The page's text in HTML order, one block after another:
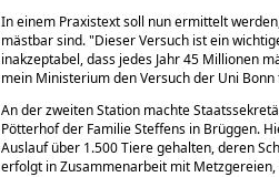
In einem Praxistext soll nun ermittelt
mästbar sind. Dieser Versuch ist ein
inakzeptabel, dass jedes Jahr 45 Millionen
mein Ministerium den Versuch der Uni
An der zweiten Station machte
Pötterhof der Familie Steffens in Brüggen.
Auslauf über 1.500 Tiere gehalten, deren
erfolgt in Zusammenarbeit mit